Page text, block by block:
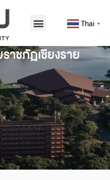
Thai ▼
าชภัฏเชียงราย